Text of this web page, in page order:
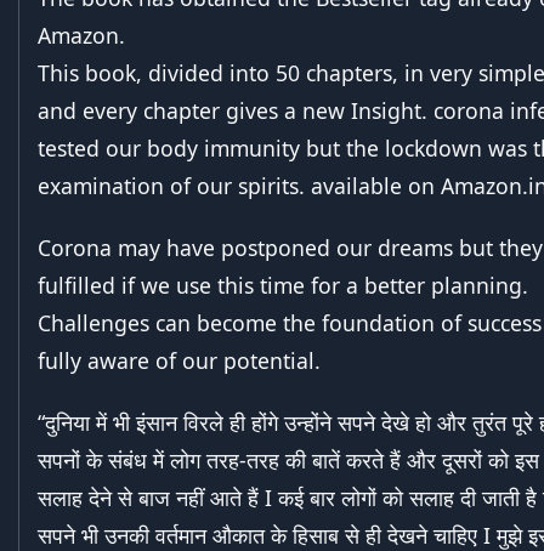
Amazon.
This book, divided into 50 chapters, in very
and every chapter gives a new Insight. corona
tested our body immunity but the lockdown was
examination of our spirits. available on
Corona may have postponed our dreams but
fulfilled if we use this time for a better planning.
Challenges can become the foundation of
fully aware of our potential.
“दुनिया में भी इंसान विरले ही होंगे उन्होंने सपने देखे हो और तुरंत पूरे
सपनों के संबंध में लोग तरह-तरह की बातें करते हैं और दूसरों को इस
सलाह देने से बाज नहीं आते हैं I कई बार लोगों को सलाह दी जाती
सपने भी उनकी वर्तमान औकात के हिसाब से ही देखने चाहिए I मुझे